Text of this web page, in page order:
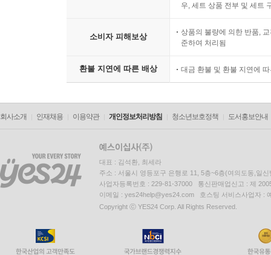
우, 세트 상품 전부 및 세트
소비자 피해보상
상품의 불량에 의한 반품,
준하여 처리됨
환불 지연에 따른 배상 대금 환불 및 환불 지연에
회사소개 인재채용 이용약관 개인정보처리방침 청소년보호정책 도서홍보안내
대표 : 김석환, 최세라
주소 : 서울시 영등포구 은행로 11, 5층~6층(여의도동,일신
사업자등록번호 : 229-81-37000 통신판매업신고 : 제
이메일 : yes24help@yes24.com 호스팅 서비스사업자 :
Copyright ⓒ YES24 Corp. All Rights Reserved.